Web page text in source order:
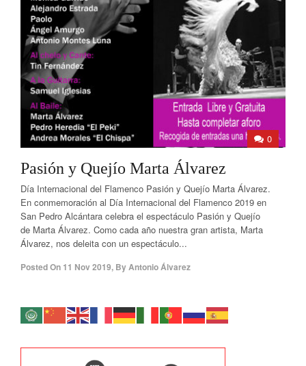
0
Pasión y Quejío Marta Álvarez
Día Internacional del Flamenco Pasión y Quejío Marta Álvarez.
En conmemoración al Día Internacional del Flamenco 2019 en
San Pedro Alcántara celebra el espectáculo Pasión y Quejío
de Marta Álvarez. Como cada año nuestra gran artista, Marta
Álvarez, nos deleita con un espectáculo...
Posted On 11 Nov 2019, ByAntonio Álvarez